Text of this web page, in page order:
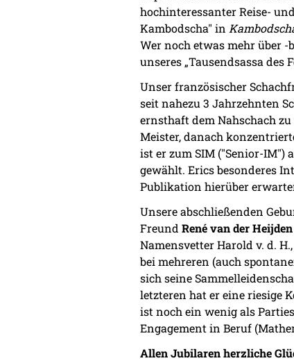
hochinteressanter Reise-
Kambodscha" in
Wer noch etwas mehr über -
unseres „Tausendsassa des
Unser französischer
seit nahezu 3 Jahrzehnten
ernsthaft dem Nahschach
Meister, danach
ist er zum SIM ("Senior-IM")
gewählt. Erics besonderes
Publikation hierüber
Unsere abschließenden
Freund René van der Heijden
Namensvetter Harold v. d.
bei mehreren (auch
sich seine
letzteren hat er eine riesige
ist noch ein wenig als
Engagement in Beruf
Allen Jubilaren herzliche